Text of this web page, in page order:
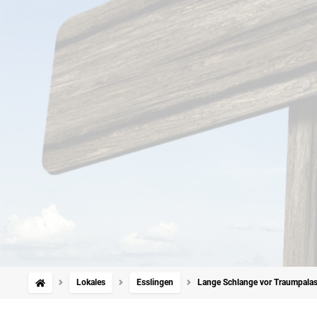
Lokales Esslingen Lange Schlange vor